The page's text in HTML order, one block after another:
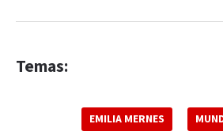
Temas:
EMILIA MERNES